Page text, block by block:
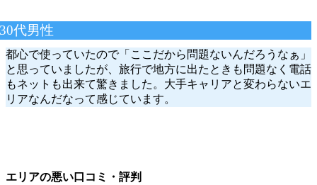
30代男性
都心で使っていたので「ここだから問題ないんだろうなぁ」
と思っていましたが、旅行で地方に出たときも問題なく電話
もネットも出来て驚きました。大手キャリアと変わらないエ
リアなんだなって感じています。
エリアの悪い口コミ・評判